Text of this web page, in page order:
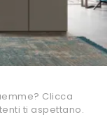
Clicca
ti aspettano.